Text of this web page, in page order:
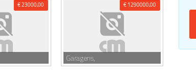
€ 23000,00 € 1290000,00
Garagens,